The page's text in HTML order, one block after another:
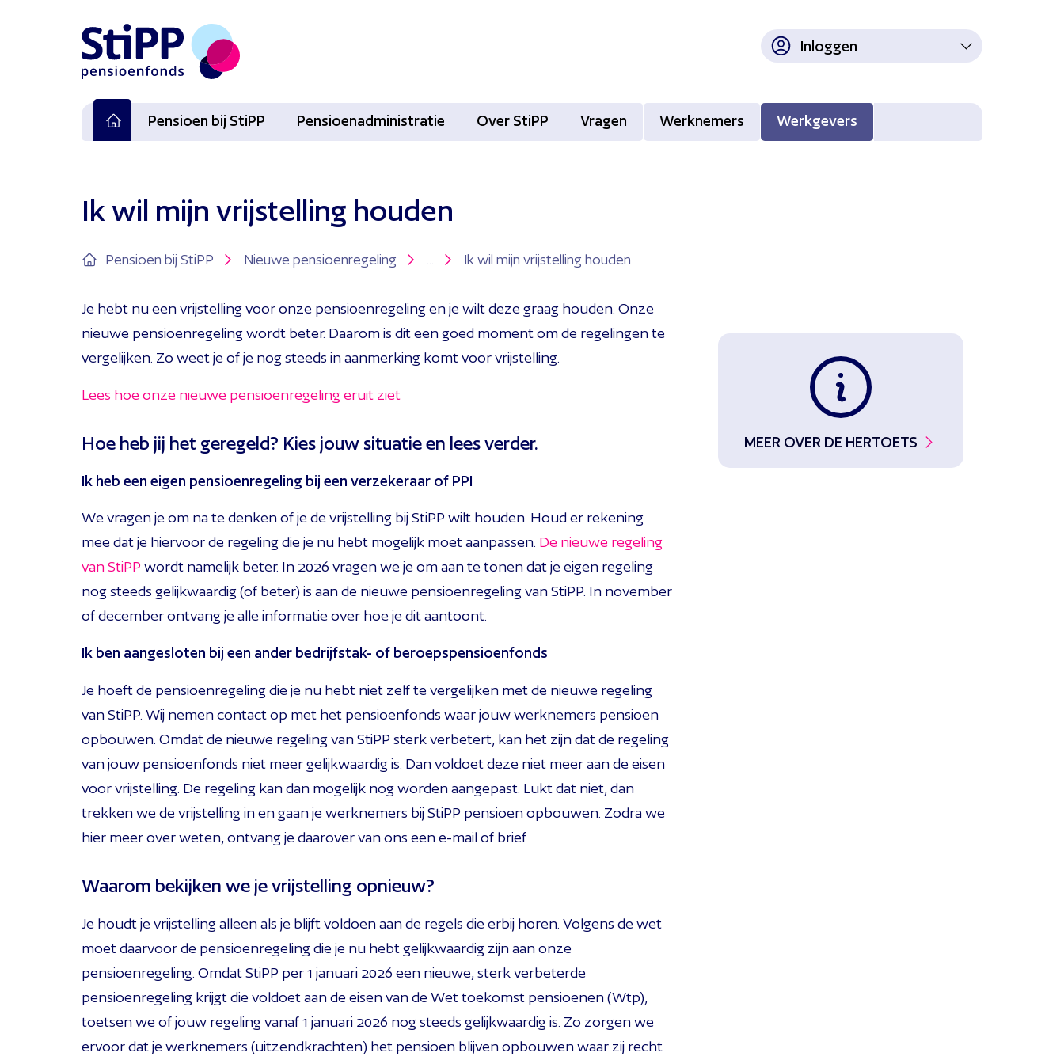
Pensioen bij StiPP Pensioenadministratie Over StiPP Vragen Werknemers Werkgevers
Inloggen
Ik wil mijn vrijstelling houden
Pensioen bij StiPP Nieuwe pensioenregeling ... Ik wil mijn vrijstelling houden
Je hebt nu een vrijstelling voor onze pensioenregeling en je wilt deze graag houden. Onze
nieuwe pensioenregeling wordt beter. Daarom is dit een goed moment om de regelingen te
vergelijken. Zo weet je of je nog steeds in aanmerking komt voor vrijstelling.
Lees hoe onze nieuwe pensioenregeling eruit ziet
Hoe heb jij het geregeld? Kies jouw situatie en lees verder.
Ik heb een eigen pensioenregeling bij een verzekeraar of PPI
We vragen je om na te denken of je de vrijstelling bij StiPP wilt houden. Houd er rekening
mee dat je hiervoor de regeling die je nu hebt mogelijk moet aanpassen. De nieuwe regeling
van StiPP wordt namelijk beter. In 2026 vragen we je om aan te tonen dat je eigen regeling
nog steeds gelijkwaardig (of beter) is aan de nieuwe pensioenregeling van StiPP. In november
of december ontvang je alle informatie over hoe je dit aantoont.
Ik ben aangesloten bij een ander bedrijfstak- of beroepspensioenfonds
Je hoeft de pensioenregeling die je nu hebt niet zelf te vergelijken met de nieuwe regeling
van StiPP. Wij nemen contact op met het pensioenfonds waar jouw werknemers pensioen
opbouwen. Omdat de nieuwe regeling van StiPP sterk verbetert, kan het zijn dat de regeling
van jouw pensioenfonds niet meer gelijkwaardig is. Dan voldoet deze niet meer aan de eisen
voor vrijstelling. De regeling kan dan mogelijk nog worden aangepast. Lukt dat niet, dan
trekken we de vrijstelling in en gaan je werknemers bij StiPP pensioen opbouwen. Zodra we
hier meer over weten, ontvang je daarover van ons een e-mail of brief.
Waarom bekijken we je vrijstelling opnieuw?
Je houdt je vrijstelling alleen als je blijft voldoen aan de regels die erbij horen. Volgens de wet
moet daarvoor de pensioenregeling die je nu hebt gelijkwaardig zijn aan onze
pensioenregeling. Omdat StiPP per 1 januari 2026 een nieuwe, sterk verbeterde
pensioenregeling krijgt die voldoet aan de eisen van de Wet toekomst pensioenen (Wtp),
toetsen we of jouw regeling vanaf 1 januari 2026 nog steeds gelijkwaardig is. Zo zorgen we
ervoor dat je werknemers (uitzendkrachten) het pensioen blijven opbouwen waar zij recht
MEER OVER DE HERTOETS